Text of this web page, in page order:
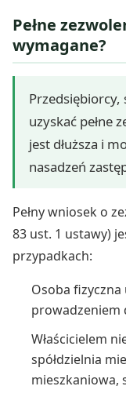
Pełne
wymagane?
Przedsiębiorcy,
uzyskać pełne
jest dłuższa i
nasadzeń
Pełny wniosek o
83 ust. 1 ustawy)
przypadkach:
Osoba
prowadzeniem
Właścicielem
spółdzielnia
mieszkaniowa,